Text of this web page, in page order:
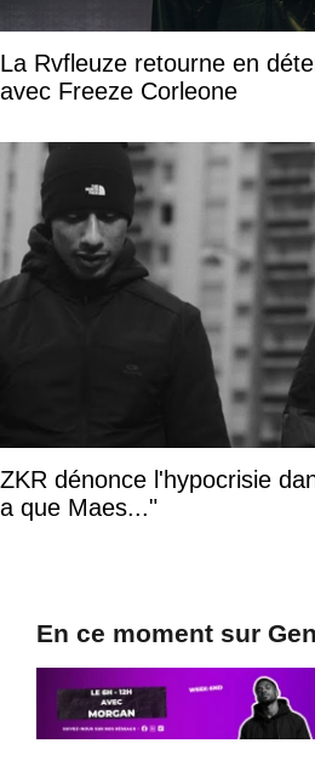
La Rvfleuze retourne en
avec Freeze Corleone
ZKR dénonce l'hypocrisie
a que Maes..."
En ce moment sur